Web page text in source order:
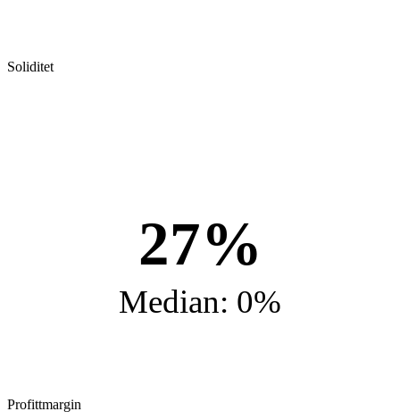
Soliditet
27%
Median: 0%
Profittmargin